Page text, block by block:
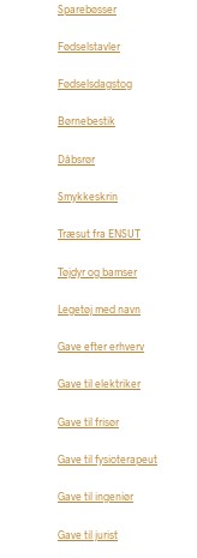
Sparebøsser
Fødselstavler
Fødselsdagstog
Børnebestik
Dåbsrør
Smykkeskrin
Træsut fra ENSUT
Tøjdyr og bamser
Legetøj med navn
Gave efter erhverv
Gave til elektriker
Gave til frisør
Gave til fysioterapeut
Gave til ingeniør
Gave til jurist